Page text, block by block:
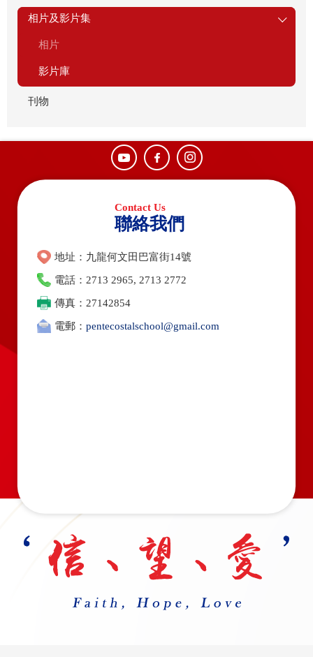
相片及影片集
相片
影片庫
刊物
聯絡我們
地址：九龍何文田巴富街14號
電話：2713 2965, 2713 2772
傳真：27142854
電郵： pentecostalschool@gmail.com